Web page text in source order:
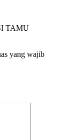
TAMU
yang wajib